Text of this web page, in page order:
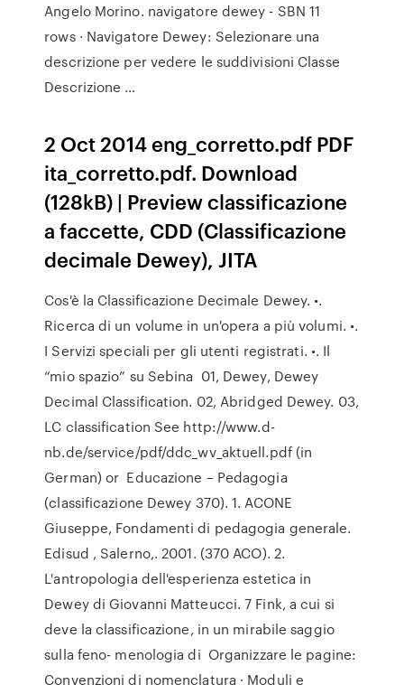
Angelo Morino. navigatore dewey - SBN 11
rows · Navigatore Dewey: Selezionare una
descrizione per vedere le suddivisioni Classe
Descrizione …
2 Oct 2014 eng_corretto.pdf PDF
ita_corretto.pdf. Download
(128kB) | Preview classificazione
a faccette, CDD (Classificazione
decimale Dewey), JITA
Cos'è la Classificazione Decimale Dewey. •.
Ricerca di un volume in un'opera a più volumi. •.
I Servizi speciali per gli utenti registrati. •. Il
“mio spazio” su Sebina 01, Dewey, Dewey
Decimal Classification. 02, Abridged Dewey. 03,
LC classification See http://www.d-
nb.de/service/pdf/ddc_wv_aktuell.pdf (in
German) or Educazione – Pedagogia
(classificazione Dewey 370). 1. ACONE
Giuseppe, Fondamenti di pedagogia generale.
Edisud , Salerno,. 2001. (370 ACO). 2.
L'antropologia dell'esperienza estetica in
Dewey di Giovanni Matteucci. 7 Fink, a cui si
deve la classificazione, in un mirabile saggio
sulla feno- menologia di Organizzare le pagine:
Convenzioni di nomenclatura · Moduli e